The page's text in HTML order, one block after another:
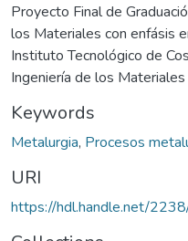
Proyecto Final de
los Materiales con enfásis
Instituto Tecnológico de
Ingeniería de los
Keywords
Metalurgia, Procesos
URI
https://hdl.handle.net/